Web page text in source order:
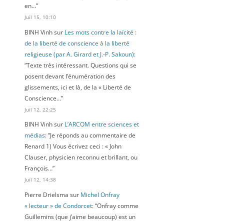
en…”
Juil 15, 10:10
BINH Vinhsur Les mots contre la laïcité :
de la liberté de conscience à la liberté
religieuse (par A. Girard et J.-P. Sakoun):
“Texte très intéressant. Questions qui se
posent devant l’énumération des
glissements, ici et là, de la « Liberté de
Conscience…”
Juil 12, 22:25
BINH Vinhsur L’ARCOM entre sciences et
médias: “Je réponds au commentaire de
Renard 1) Vous écrivez ceci : « John
Clauser, physicien reconnu et brillant, ou
François…”
Juil 12, 14:38
Pierre Drielsma sur Michel Onfray
« lecteur » de Condorcet: “Onfray comme
Guillemins (que j’aime beaucoup) est un